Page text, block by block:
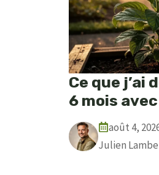
Ce que j’ai
6 mois
août 4,
Julien